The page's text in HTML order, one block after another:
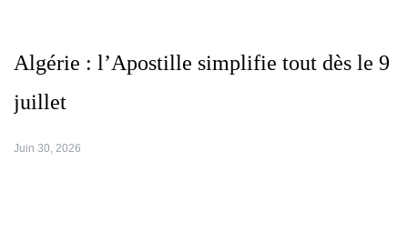
Algérie : l’Apostille simplifie tout dès le 9
juillet
Juin 30, 2026